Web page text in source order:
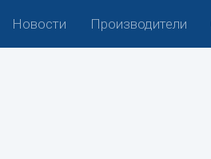
Новости Производители